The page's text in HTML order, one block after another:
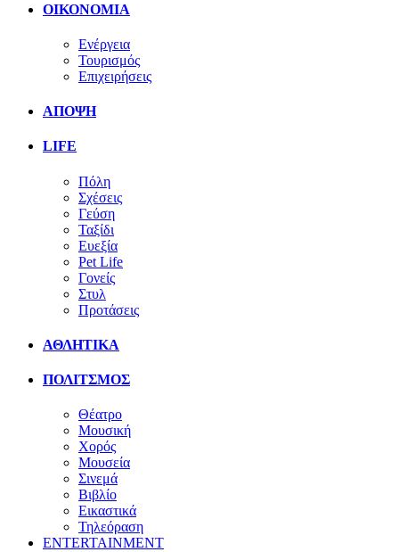
ΟΙΚΟΝΟΜΙΑ
Ενέργεια
Τουρισμός
Επιχειρήσεις
ΑΠΟΨΗ
LIFE
Πόλη
Σχέσεις
Γεύση
Ταξίδι
Ευεξία
Pet Life
Γονείς
Στυλ
Προτάσεις
ΑΘΛΗΤΙΚΑ
ΠΟΛΙΤΣΜΟΣ
Θέατρο
Μουσική
Χορός
Μουσεία
Σινεμά
Βιβλίο
Εικαστικά
Τηλεόραση
ENTERTAINMENT